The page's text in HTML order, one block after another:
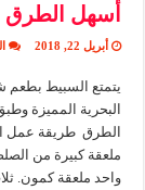
أسهل الطرق
أبريل 22, 2018
يتمتع السبيط بطعم
البحرية المميزة
الطرق طريقة عمل
ملعقة كبيرة من
واحد ملعقة كمون.